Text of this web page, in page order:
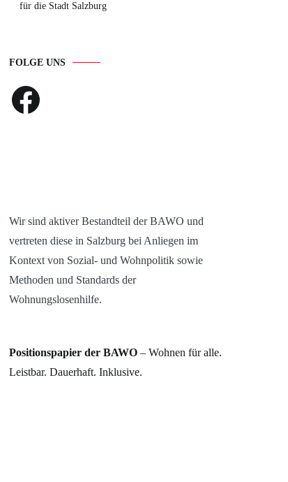
für die Stadt Salzburg
FOLGE UNS
Facebook
Wir sind aktiver Bestandteil der BAWO und
vertreten diese in Salzburg bei Anliegen im
Kontext von Sozial- und Wohnpolitik sowie
Methoden und Standards der
Wohnungslosenhilfe.
Positionspapier der BAWO – Wohnen für alle.
Leistbar. Dauerhaft. Inklusive.